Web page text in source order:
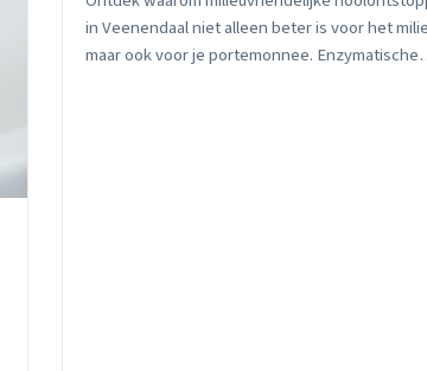
in Veenendaal niet alleen beter is voor het
maar ook voor je portemonnee. Enzymatische